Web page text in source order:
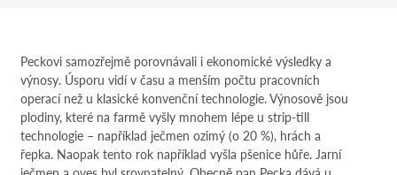
Peckovi samozřejmě porovnávali i ekonomické výsledky a
výnosy. Úsporu vidí v času a menším počtu pracovních
operací než u klasické konvenční technologie. Výnosově jsou
plodiny, které na farmě vyšly mnohem lépe u strip-till
technologie – například ječmen ozimý (o 20 %), hrách a
řepka. Naopak tento rok například vyšla pšenice hůře. Jarní